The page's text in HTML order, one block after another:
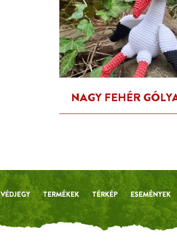
NAGY FEHÉR
VÉDJEGY TERMÉKEK TÉRKÉP ESEMÉNYEK